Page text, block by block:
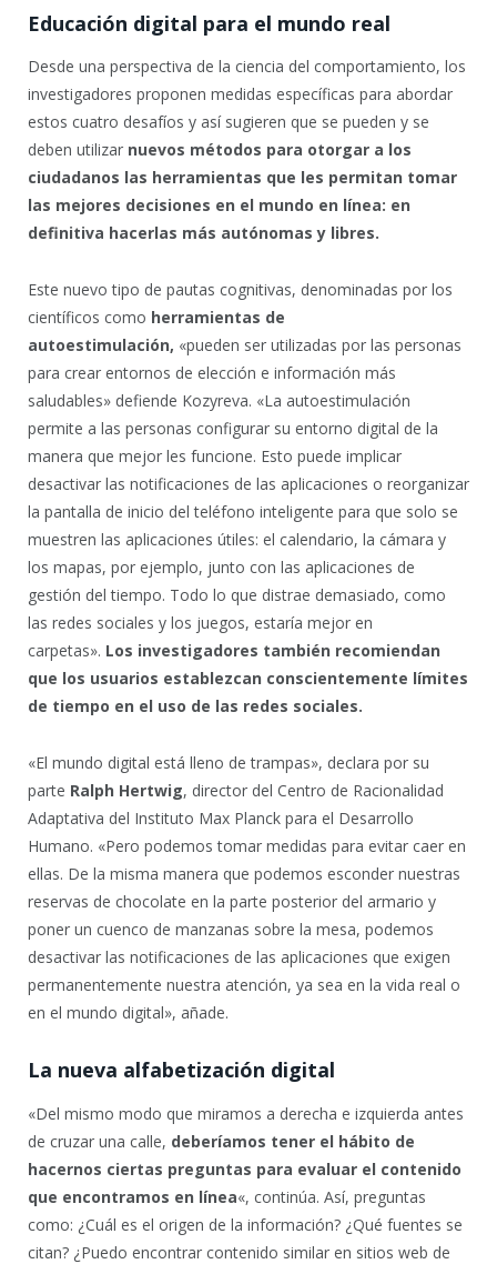
Educación digital para el mundo real
Desde una perspectiva de la ciencia del comportamiento, los
investigadores proponen medidas específicas para abordar
estos cuatro desafíos y así sugieren que se pueden y se
deben utilizar nuevos métodos para otorgar a los
ciudadanos las herramientas que les permitan tomar
las mejores decisiones en el mundo en línea: en
definitiva hacerlas más autónomas y libres.
Este nuevo tipo de pautas cognitivas, denominadas por los
científicos como herramientas de
autoestimulación, «pueden ser utilizadas por las personas
para crear entornos de elección e información más
saludables» defiende Kozyreva. «La autoestimulación
permite a las personas configurar su entorno digital de la
manera que mejor les funcione. Esto puede implicar
desactivar las notificaciones de las aplicaciones o reorganizar
la pantalla de inicio del teléfono inteligente para que solo se
muestren las aplicaciones útiles: el calendario, la cámara y
los mapas, por ejemplo, junto con las aplicaciones de
gestión del tiempo. Todo lo que distrae demasiado, como
las redes sociales y los juegos, estaría mejor en
carpetas». Los investigadores también recomiendan
que los usuarios establezcan conscientemente límites
de tiempo en el uso de las redes sociales.
«El mundo digital está lleno de trampas», declara por su
parte Ralph Hertwig, director del Centro de Racionalidad
Adaptativa del Instituto Max Planck para el Desarrollo
Humano. «Pero podemos tomar medidas para evitar caer en
ellas. De la misma manera que podemos esconder nuestras
reservas de chocolate en la parte posterior del armario y
poner un cuenco de manzanas sobre la mesa, podemos
desactivar las notificaciones de las aplicaciones que exigen
permanentemente nuestra atención, ya sea en la vida real o
en el mundo digital», añade.
La nueva alfabetización digital
«Del mismo modo que miramos a derecha e izquierda antes
de cruzar una calle, deberíamos tener el hábito de
hacernos ciertas preguntas para evaluar el contenido
que encontramos en línea«, continúa. Así, preguntas
como: ¿Cuál es el origen de la información? ¿Qué fuentes se
citan? ¿Puedo encontrar contenido similar en sitios web de